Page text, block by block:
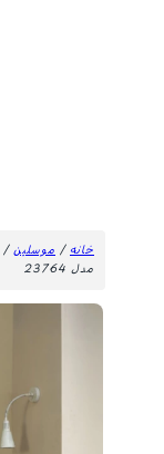
خانه/ موسلین/
مدل 23764